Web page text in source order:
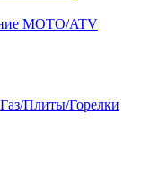
MOTO/ATV
Газ/Плиты/Горелки